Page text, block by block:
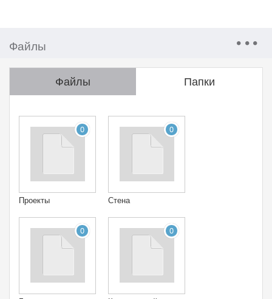
Файлы
Файлы Папки
0
Проекты
0
Стена
0 0